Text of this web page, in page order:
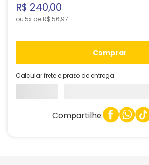
R$ 240,00
ou 5x de R$ 56,97
comprar
Calcular frete e prazo de entrega
Compartilhe: